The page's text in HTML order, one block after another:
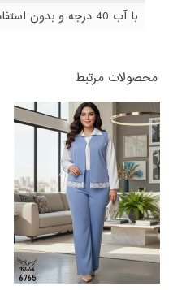
با آب 40 درجه و بدون استفاده از مایعات سفیدکننده
محصولات مرتبط